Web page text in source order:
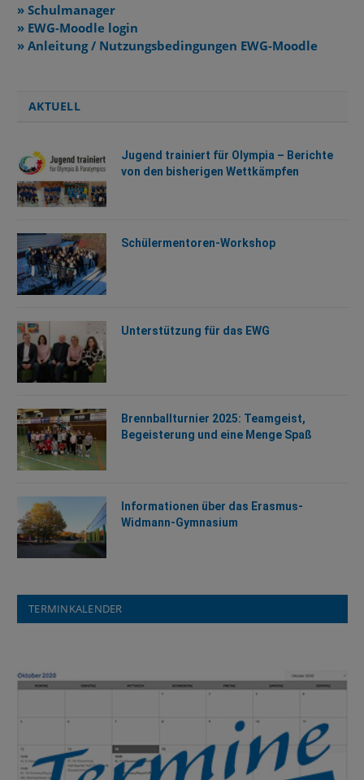
» Schulmanager
» EWG-Moodle login
» Anleitung / Nutzungsbedingungen EWG-Moodle
AKTUELL
Jugend trainiert für Olympia – Berichte
von den bisherigen Wettkämpfen
Schülermentoren-Workshop
Unterstützung für das EWG
Brennballturnier 2025: Teamgeist,
Begeisterung und eine Menge Spaß
Informationen über das Erasmus-
Widmann-Gymnasium
TERMINKALENDER